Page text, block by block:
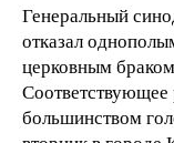
Генеральный
отказал
церковным
большинством